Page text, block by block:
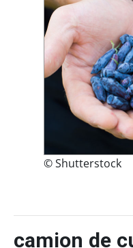
© Shutterstock
camion de